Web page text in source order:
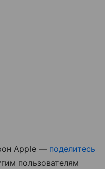
Apple — поделитесь
пользователям